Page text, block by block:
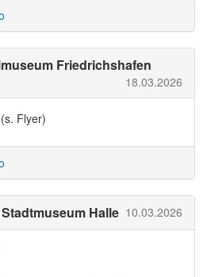
Friedrichshafen
18.03.2026
Flyer)
Halle 10.03.2026